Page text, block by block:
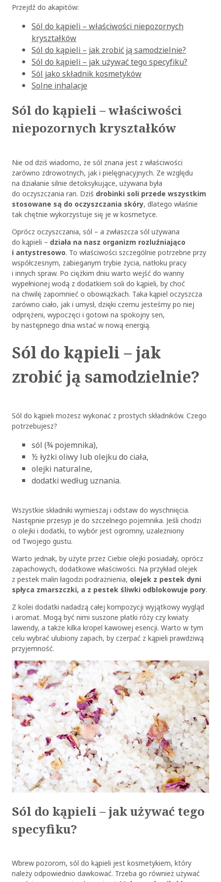
Przejdź do akapitów:
Sól do kąpieli – właściwości niepozornych
kryształków
Sól do kąpieli – jak zrobić ją samodzielnie?
Sól do kąpieli – jak używać tego specyfiku?
Sól jako składnik kosmetyków
Solne inhalacje
Sól do kąpieli – właściwości
niepozornych kryształków
Nie od dziś wiadomo, że sól znana jest z właściwości
zarówno zdrowotnych, jak i pielęgnacyjnych. Ze względu
na działanie silnie detoksykujące, używana była
do oczyszczania ran. Dziś drobinki soli przede wszystkim
stosowane są do oczyszczania skóry, dlatego właśnie
tak chętnie wykorzystuje się je w kosmetyce.
Oprócz oczyszczania, sól – a zwłaszcza sól używana
do kąpieli – działa na nasz organizm rozluźniająco
i antystresowo. To właściwości szczególnie potrzebne przy
współczesnym, zabieganym trybie życia, natłoku pracy
i innych spraw. Po ciężkim dniu warto wejść do wanny
wypełnionej wodą z dodatkiem soli do kąpieli, by choć
na chwilę zapomnieć o obowiązkach. Taka kąpiel oczyszcza
zarówno ciało, jak i umysł, dzięki czemu jesteśmy po niej
odprężeni, wypoczęci i gotowi na spokojny sen,
by następnego dnia wstać w nową energią.
Sól do kąpieli – jak
zrobić ją samodzielnie?
Sól do kąpieli możesz wykonać z prostych składników. Czego
potrzebujesz?
sól (¾ pojemnika),
½ łyżki oliwy lub olejku do ciała,
olejki naturalne,
dodatki według uznania.
Wszystkie składniki wymieszaj i odstaw do wyschnięcia.
Następnie przesyp je do szczelnego pojemnika. Jeśli chodzi
o olejki i dodatki, to wybór jest ogromny, uzależniony
od Twojego gustu.
Warto jednak, by użyte przez Ciebie olejki posiadały, oprócz
zapachowych, dodatkowe właściwości. Na przykład olejek
z pestek malin łagodzi podrażnienia, olejek z pestek dyni
spłyca zmarszczki, a z pestek śliwki odblokowuje pory.
Z kolei dodatki nadadzą całej kompozycji wyjątkowy wygląd
i aromat. Mogą być nimi suszone płatki róży czy kwiaty
lawendy, a także kilka kropel kawowej esencji. Warto w tym
celu wybrać ulubiony zapach, by czerpać z kąpieli prawdziwą
przyjemność.
Sól do kąpieli – jak używać tego
specyfiku?
Wbrew pozorom, sól do kąpieli jest kosmetykiem, który
należy odpowiednio dawkować. Trzeba go również używać